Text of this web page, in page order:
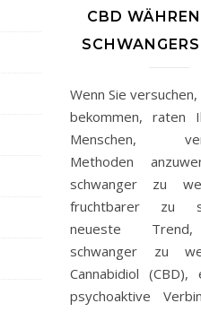
CBD
Wenn Sie
bekommen, raten
Menschen,
Methoden
schwanger zu
fruchtbarer zu
neueste
schwanger zu
Cannabidiol (CBD),
psychoaktive